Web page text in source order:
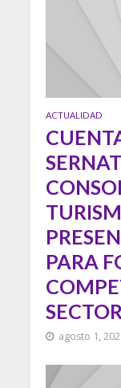
ACTUALIDAD
PARA
SECTOR
agosto 1,